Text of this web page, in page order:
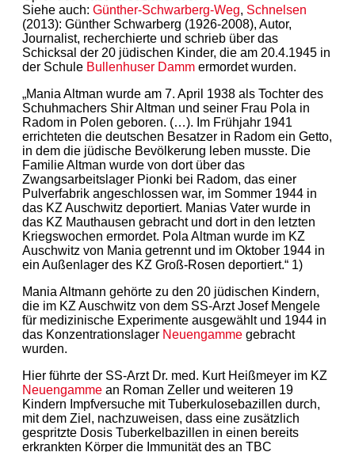
Siehe auch: Günther-Schwarberg-Weg, Schnelsen
(2013): Günther Schwarberg (1926-2008), Autor,
Journalist, recherchierte und schrieb über das
Schicksal der 20 jüdischen Kinder, die am 20.4.1945 in
der Schule Bullenhuser Damm ermordet wurden.
„Mania Altman wurde am 7. April 1938 als Tochter des
Schuhmachers Shir Altman und seiner Frau Pola in
Radom in Polen geboren. (…). Im Frühjahr 1941
errichteten die deutschen Besatzer in Radom ein Getto,
in dem die jüdische Bevölkerung leben musste. Die
Familie Altman wurde von dort über das
Zwangsarbeitslager Pionki bei Radom, das einer
Pulverfabrik angeschlossen war, im Sommer 1944 in
das KZ Auschwitz deportiert. Manias Vater wurde in
das KZ Mauthausen gebracht und dort in den letzten
Kriegswochen ermordet. Pola Altman wurde im KZ
Auschwitz von Mania getrennt und im Oktober 1944 in
ein Außenlager des KZ Groß-Rosen deportiert.“ 1)
Mania Altmann gehörte zu den 20 jüdischen Kindern,
die im KZ Auschwitz von dem SS-Arzt Josef Mengele
für medizinische Experimente ausgewählt und 1944 in
das Konzentrationslager Neuengamme gebracht
wurden.
Hier führte der SS-Arzt Dr. med. Kurt Heißmeyer im KZ
Neuengamme an Roman Zeller und weiteren 19
Kindern Impfversuche mit Tuberkulosebazillen durch,
mit dem Ziel, nachzuweisen, dass eine zusätzlich
gespritzte Dosis Tuberkelbazillen in einen bereits
erkrankten Körper die Immunität des an TBC